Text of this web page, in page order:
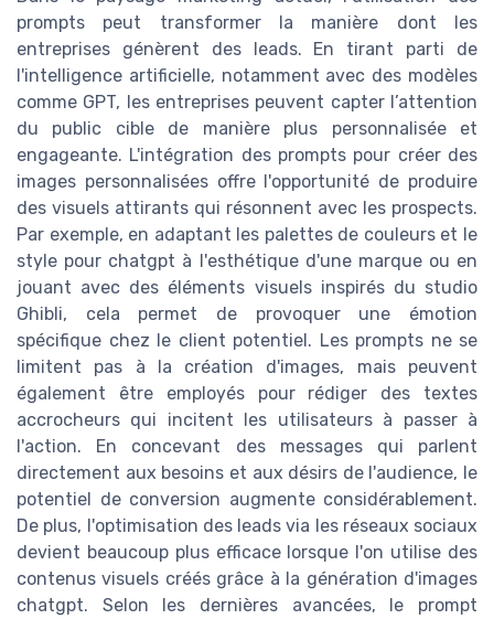
prompts peut transformer la manière dont les
entreprises génèrent des leads. En tirant parti de
l'intelligence artificielle, notamment avec des modèles
comme GPT, les entreprises peuvent capter l’attention
du public cible de manière plus personnalisée et
engageante. L'intégration des prompts pour créer des
images personnalisées offre l'opportunité de produire
des visuels attirants qui résonnent avec les prospects.
Par exemple, en adaptant les palettes de couleurs et le
style pour chatgpt à l'esthétique d'une marque ou en
jouant avec des éléments visuels inspirés du studio
Ghibli, cela permet de provoquer une émotion
spécifique chez le client potentiel. Les prompts ne se
limitent pas à la création d'images, mais peuvent
également être employés pour rédiger des textes
accrocheurs qui incitent les utilisateurs à passer à
l'action. En concevant des messages qui parlent
directement aux besoins et aux désirs de l'audience, le
potentiel de conversion augmente considérablement.
De plus, l'optimisation des leads via les réseaux sociaux
devient beaucoup plus efficace lorsque l'on utilise des
contenus visuels créés grâce à la génération d'images
chatgpt. Selon les dernières avancées, le prompt